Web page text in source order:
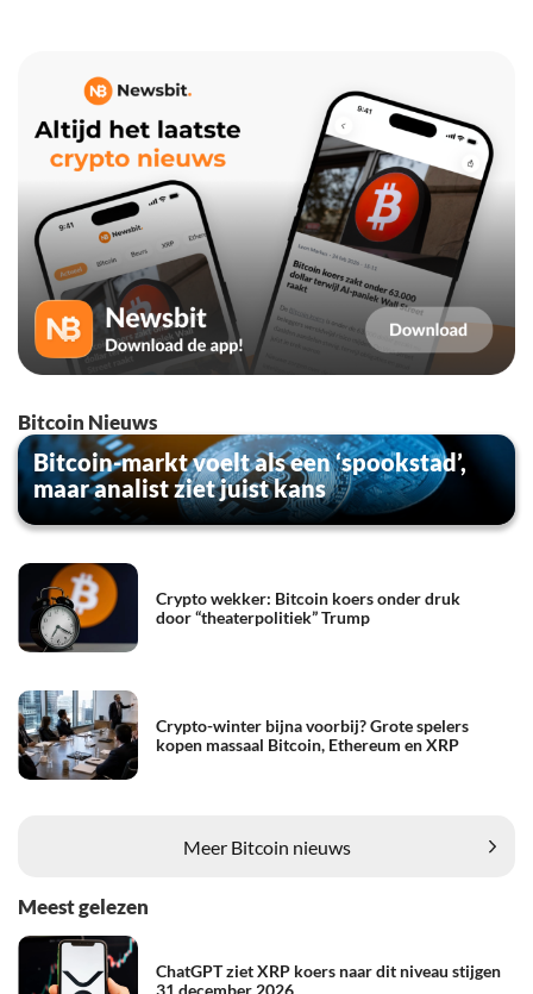
Bitcoin Nieuws
Bitcoin-markt voelt als een ‘spookstad’,
maar analist ziet juist kans
Crypto wekker: Bitcoin koers onder druk
door “theaterpolitiek” Trump
Crypto-winter bijna voorbij? Grote spelers
kopen massaal Bitcoin, Ethereum en XRP
Meer Bitcoin nieuws
Meest gelezen
ChatGPT ziet XRP koers naar dit niveau stijgen
31 december 2026